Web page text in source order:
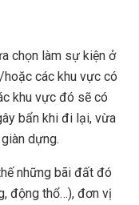
chọn làm sự kiện ở
các khu vực có
khu vực đó sẽ có
bẩn khi đi lại, vừa
dựng.
những bãi đất đó
động thổ…), đơn vị